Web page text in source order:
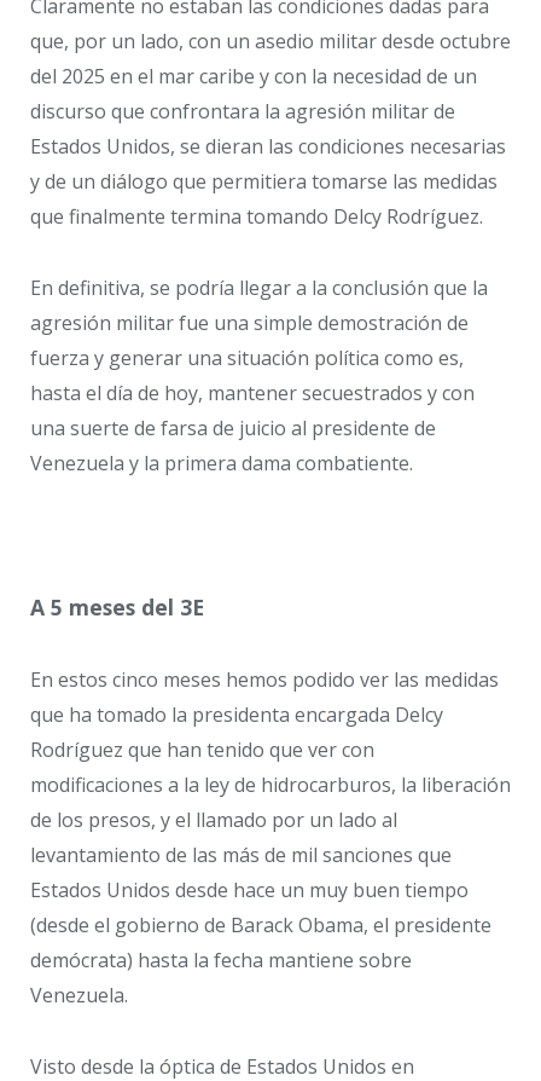
Claramente no estaban las condiciones dadas para
que, por un lado, con un asedio militar desde octubre
del 2025 en el mar caribe y con la necesidad de un
discurso que confrontara la agresión militar de
Estados Unidos, se dieran las condiciones necesarias
y de un diálogo que permitiera tomarse las medidas
que finalmente termina tomando Delcy Rodríguez.
En definitiva, se podría llegar a la conclusión que la
agresión militar fue una simple demostración de
fuerza y generar una situación política como es,
hasta el día de hoy, mantener secuestrados y con
una suerte de farsa de juicio al presidente de
Venezuela y la primera dama combatiente.
A 5 meses del 3E
En estos cinco meses hemos podido ver las medidas
que ha tomado la presidenta encargada Delcy
Rodríguez que han tenido que ver con
modificaciones a la ley de hidrocarburos, la liberación
de los presos, y el llamado por un lado al
levantamiento de las más de mil sanciones que
Estados Unidos desde hace un muy buen tiempo
(desde el gobierno de Barack Obama, el presidente
demócrata) hasta la fecha mantiene sobre
Venezuela.
Visto desde la óptica de Estados Unidos en